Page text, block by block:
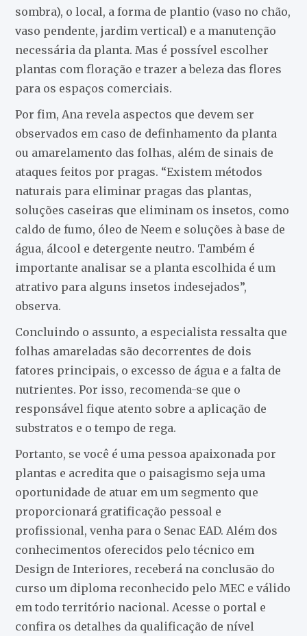
sombra), o local, a forma de plantio (vaso no chão,
vaso pendente, jardim vertical) e a manutenção
necessária da planta. Mas é possível escolher
plantas com floração e trazer a beleza das flores
para os espaços comerciais.
Por fim, Ana revela aspectos que devem ser
observados em caso de definhamento da planta
ou amarelamento das folhas, além de sinais de
ataques feitos por pragas. “Existem métodos
naturais para eliminar pragas das plantas,
soluções caseiras que eliminam os insetos, como
caldo de fumo, óleo de Neem e soluções à base de
água, álcool e detergente neutro. Também é
importante analisar se a planta escolhida é um
atrativo para alguns insetos indesejados”,
observa.
Concluindo o assunto, a especialista ressalta que
folhas amareladas são decorrentes de dois
fatores principais, o excesso de água e a falta de
nutrientes. Por isso, recomenda-se que o
responsável fique atento sobre a aplicação de
substratos e o tempo de rega.
Portanto, se você é uma pessoa apaixonada por
plantas e acredita que o paisagismo seja uma
oportunidade de atuar em um segmento que
proporcionará gratificação pessoal e
profissional, venha para o Senac EAD. Além dos
conhecimentos oferecidos pelo técnico em
Design de Interiores, receberá na conclusão do
curso um diploma reconhecido pelo MEC e válido
em todo território nacional. Acesse o portal e
confira os detalhes da qualificação de nível